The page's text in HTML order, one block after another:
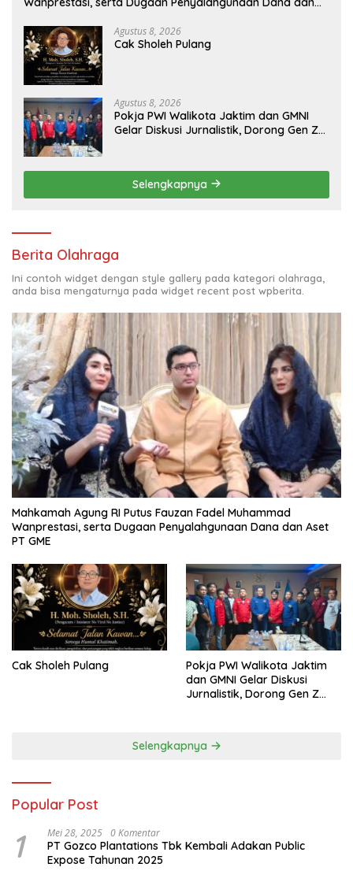
Agustus 8, 2026
Cak Sholeh Pulang
Agustus 8, 2026
Pokja PWI Walikota Jaktim dan GMNI
Gelar Diskusi Jurnalistik, Dorong Gen Z
Selengkapnya
Berita Olahraga
Ini contoh widget dengan style gallery pada kategori olahraga,
anda bisa mengaturnya pada widget recent post wpberita.
Mahkamah Agung RI Putus Fauzan Fadel Muhammad
Wanprestasi, serta Dugaan Penyalahgunaan Dana dan Aset
PT GME
Cak Sholeh Pulang
Pokja PWI Walikota Jaktim
dan GMNI Gelar Diskusi
Jurnalistik, Dorong Gen Z
Selengkapnya
Popular Post
1 Mei 28, 2025 0 Komentar
PT Gozco Plantations Tbk Kembali Adakan Public
Expose Tahunan 2025